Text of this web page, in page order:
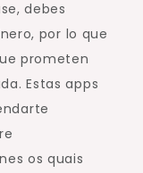
debes
por lo que
prometen
Estas apps
os quais